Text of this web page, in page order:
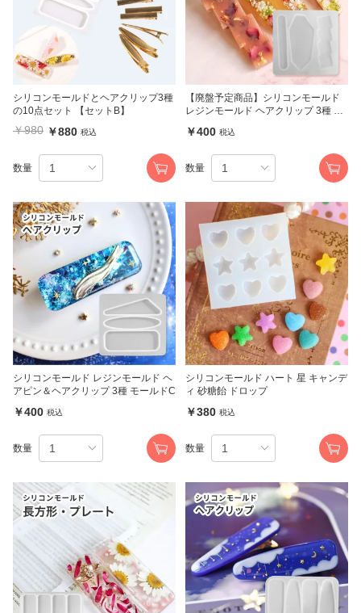
シリコンモールドとヘアクリップ3種
の10点セット 【セットB】
￥980 ￥880 税込
数量
【廃盤予定商品】シリコンモールド
レジンモールド ヘアクリップ 3種 00
￥400 税込
数量
シリコンモールド レジンモールド ヘ
アピン＆ヘアクリップ 3種 モールドC
￥400 税込
数量
シリコンモールド ハート 星 キャンデ
ィ 砂糖飴 ドロップ
￥380 税込
数量